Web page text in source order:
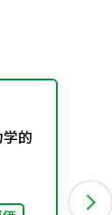
学的